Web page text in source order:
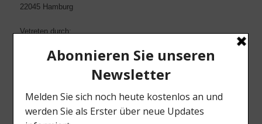
22045 Hamburg
Vetreten durch:
Fax 040-25170222
Web: www.schlesinger-net.de